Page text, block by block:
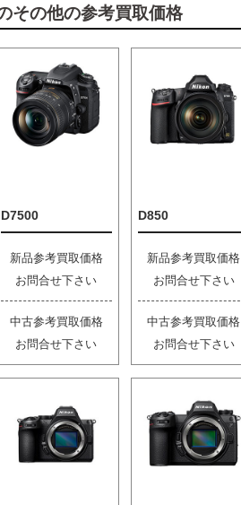
その他の参考買取価格
D7500
新品参考買取価格
お問合せ下さい
中古参考買取価格
お問合せ下さい
D850
新品参考買取価格
お問合せ下さい
中古参考買取価格
お問合せ下さい